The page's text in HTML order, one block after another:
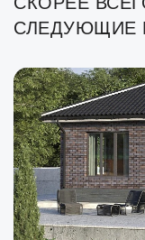
СЛЕДУЮЩИЕ